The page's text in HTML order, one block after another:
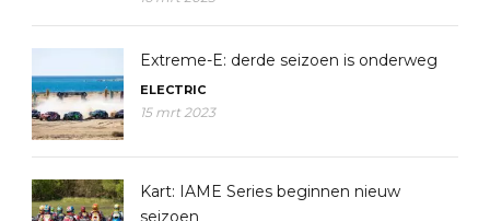
Extreme-E: derde seizoen is onderweg
ELECTRIC
15 mrt 2023
Kart: IAME Series beginnen nieuw
seizoen